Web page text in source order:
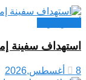
استهداف سفينة
8 أغسطس,2026